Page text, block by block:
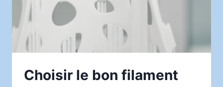
Choisir le bon filament